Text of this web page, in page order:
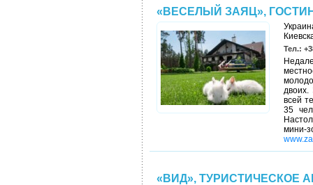
«ВЕСЕЛЫЙ ЗАЯЦ»,
Тел.:
двоих.
всей
35
мини-
«ВИД», ТУРИСТИЧЕСКОЕ